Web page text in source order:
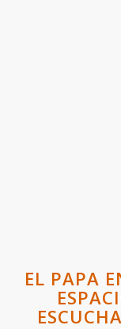
EL PAPA